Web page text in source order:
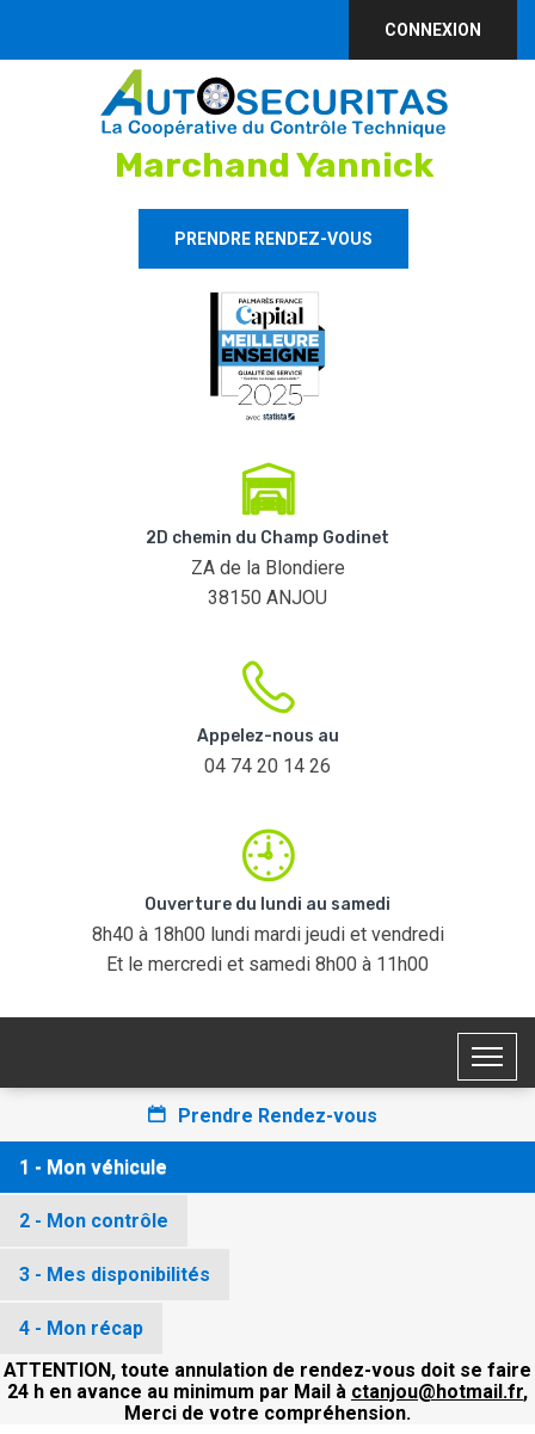
CONNEXION
Marchand Yannick
PRENDRE RENDEZ-VOUS
2D chemin du Champ Godinet
ZA de la Blondiere
38150 ANJOU
Appelez-nous au
04 74 20 14 26
Ouverture du lundi au samedi
8h40 à 18h00 lundi mardi jeudi et vendredi
Et le mercredi et samedi 8h00 à 11h00
Prendre Rendez-vous
1 - Mon véhicule
2 - Mon contrôle
3 - Mes disponibilités
4 - Mon récap
ATTENTION, toute annulation de rendez-vous doit se faire
24 h en avance au minimum par Mail à ctanjou@hotmail.fr,
Merci de votre compréhension.